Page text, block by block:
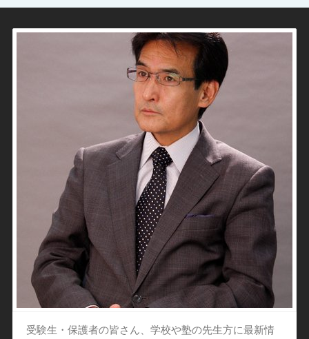
受験生・保護者の皆さん、学校や塾の先生方に最新情